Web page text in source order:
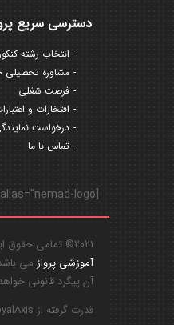
دسترسی سریع
انتخاب رشته کنکور 1403
مشاوره تحصیلی
فرصت شغلی
افتخارات و
درخواست
تماس با ما
[rev_slider alias="nemad-logo"]
2021© تمامی حقوق این سایت متعلق به
آموزشی پرواز می
آن پیگرد قانونی
قدرت گرفته از